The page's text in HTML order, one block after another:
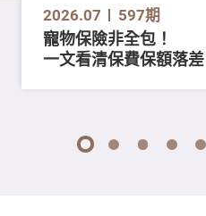
2026.07 597期
寵物保險非全包！
一文看清保費保額落
1 2 3 4 5